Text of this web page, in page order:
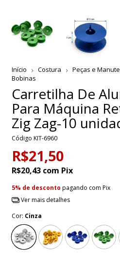
Início Costura Peças e
Bobinas
Carretilha De
Para Máquina
Zig Zag-10
Código KIT-6960
R$21,50
R$20,43 com Pix
5% de desconto pagando com Pix
Ver mais detalhes
Cor: Cinza